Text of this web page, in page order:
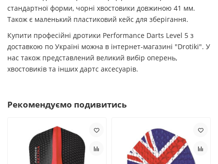
стандартної форми, чорні хвостовики довжиною 41 мм.
Також є маленький пластиковий кейс для зберігання.
Купити професійні дротики Performance Darts Level 5 з
доставкою по Україні можна в інтернет-магазині "Drotiki". У
нас також представлений великий вибір оперень,
хвостовиків та інших дартс аксесуарів.
Рекомендуємо подивитись